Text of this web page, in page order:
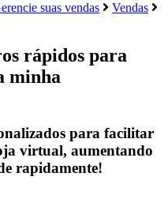
suas vendas
Vendas
rápidos para
minha
para facilitar
virtual, aumentando
rapidamente!